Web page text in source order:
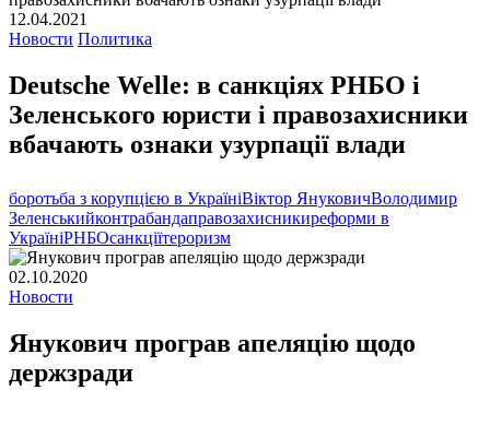
12.04.2021
Новости Политика
Deutsche Welle: в санкціях РНБО і
Зеленського юристи і правозахисники
вбачають ознаки узурпації влади
боротьба з корупцією в УкраїніВіктор ЯнуковичВолодимир
Зеленськийконтрабандаправозахисникиреформи в
УкраїніРНБОсанкціїтероризм
02.10.2020
Новости
Янукович програв апеляцію щодо
держзради